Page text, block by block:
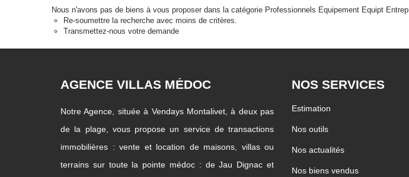
Nous n'avons pas de biens à vous proposer dans la catégorie Professionnels Equipement Equipt
Re-soumettre la recherche avec moins de critères.
Transmettez-nous votre demande
AGENCE VILLAS MÉDOC
Notre Agence, située à Vendays Montalivet, à deux pas
de la plage, vous propose un service de transactions
immobilières : vente et location de maisons, villas ou
terrains sur toute la pointe médoc : de Jau Dignac et
NOS SERVICES
Estimation
Nos outils
Nos actualités
Nos biens vendus